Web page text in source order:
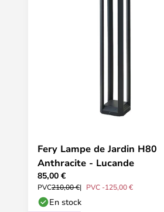
Fery Lampe de Jardin H80
Anthracite - Lucande
85,00 €
PVC210,00 € PVC -125,00 €
En stock